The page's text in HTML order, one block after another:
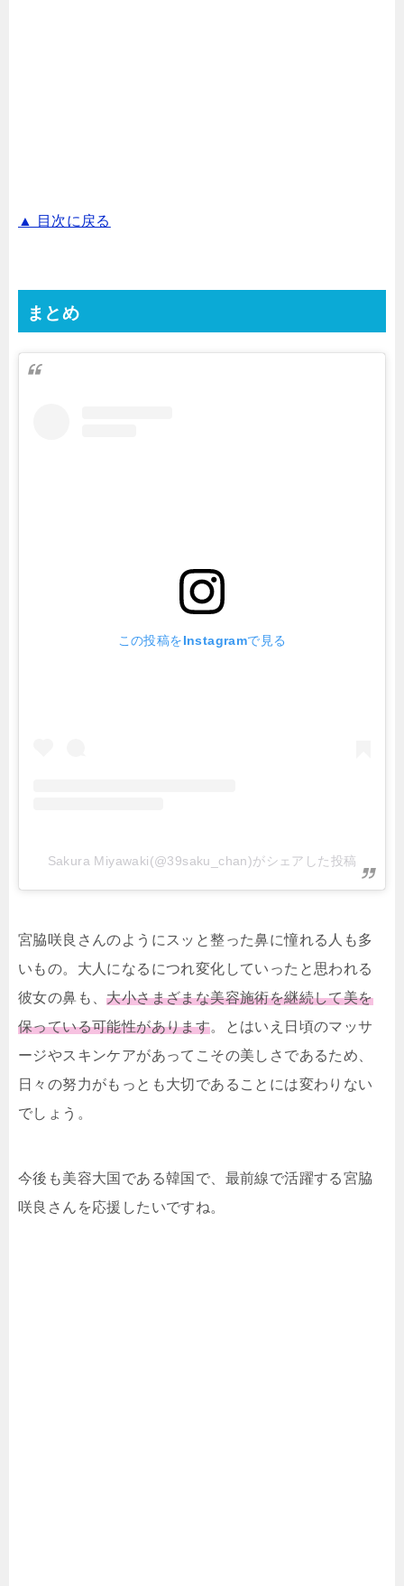
▲ 目次に戻る
まとめ
この投稿をInstagramで見る
Sakura Miyawaki(@39saku_chan)がシェアした投稿
宮脇咲良さんのようにスッと整った鼻に憧れる人も多
いもの。大人になるにつれ変化していったと思われる
彼女の鼻も、大小さまざまな美容施術を継続して美を
保っている可能性があります。とはいえ日頃のマッサ
ージやスキンケアがあってこその美しさであるため、
日々の努力がもっとも大切であることには変わりない
でしょう。
今後も美容大国である韓国で、最前線で活躍する宮脇
咲良さんを応援したいですね。